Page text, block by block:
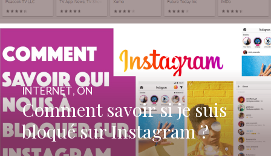
Comment savoir si je suis
bloqué sur Instagram ?
INTERNET, ON